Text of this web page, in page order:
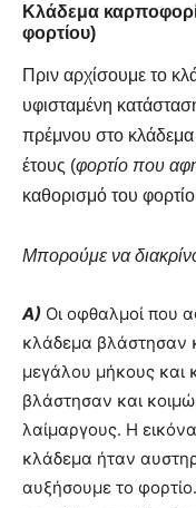
Κλάδεμα
φορτίου)
Πριν αρχίσουμε το
υφισταμένη
πρέμνου στο
έτους (φορτίο που
καθορισμό του
Μπορούμε να
Α) Οι οφθαλμοί που
κλάδεμα βλάστησαν
μεγάλου μήκους και
βλάστησαν και
λαίμαργους. Η
κλάδεμα ήταν
αυξήσουμε το